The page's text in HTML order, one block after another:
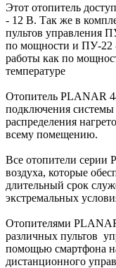
Этот отопитель
- 12 В. Так же в
пультов управления
по мощности и ПУ-22
работы как по
температуре
Отопитель PLANAR
подключения системы
распределения
всему помещению.
Все отопители серии
воздуха, которые
длительный срок
экстремальных
Отопителями
различных пультов
помощью смартфона
дистанционного